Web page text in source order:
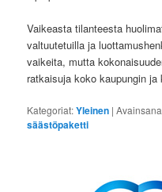
Vaikeasta tilanteesta
valtuutetuilla ja
vaikeita, mutta
ratkaisuja koko kaupungin
Kategoriat:Yleinen |
säästöpaketti